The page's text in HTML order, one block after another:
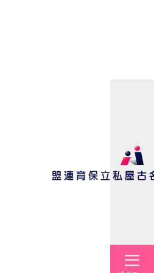
名古屋私立保育連盟